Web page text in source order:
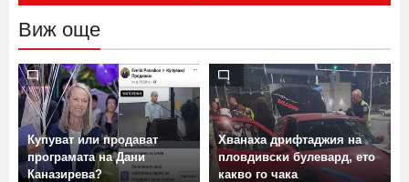
Виж още
Купуват или продават
програмата на Дани
Каназирева?
Хванаха дрифтаджия на
пловдивски булевард, ето
какво го чака